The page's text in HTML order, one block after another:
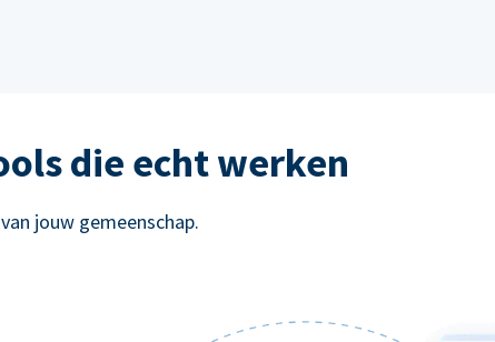
die echt werken
jouw gemeenschap.